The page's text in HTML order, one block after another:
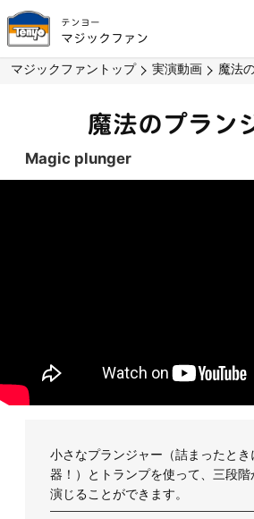
テンヨー
マジックファン
マジックファントップ 実演動画 魔法
魔法のプラン
Magic plunger
小さなプランジャー（詰まったとき
器！）とトランプを使って、三段
演じることができます。